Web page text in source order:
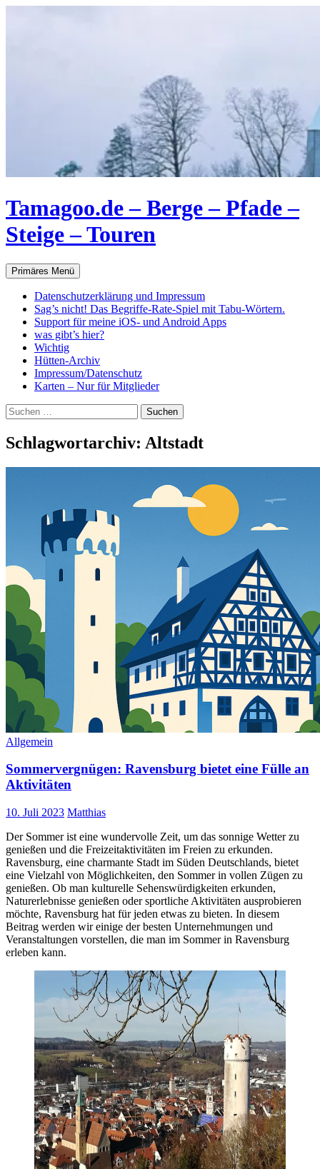
Tamagoo.de – Berge – Pfade –
Steige – Touren
Suchen
Primäres Menü
Datenschutzerklärung und Impressum
Sag’s nicht! Das Begriffe-Rate-Spiel mit Tabu-Wörtern.
Support für meine iOS- und Android Apps
was gibt’s hier?
Wichtig
Hütten-Archiv
Impressum/Datenschutz
Karten – Nur für Mitglieder
Suchen
nach:
Schlagwortarchiv: Altstadt
Allgemein
Sommervergnügen: Ravensburg bietet eine Fülle an
Aktivitäten
10. Juli 2023 Matthias
Der Sommer ist eine wundervolle Zeit, um das sonnige Wetter zu
genießen und die Freizeitaktivitäten im Freien zu erkunden.
Ravensburg, eine charmante Stadt im Süden Deutschlands, bietet
eine Vielzahl von Möglichkeiten, den Sommer in vollen Zügen zu
genießen. Ob man kulturelle Sehenswürdigkeiten erkunden,
Naturerlebnisse genießen oder sportliche Aktivitäten ausprobieren
möchte, Ravensburg hat für jeden etwas zu bieten. In diesem
Beitrag werden wir einige der besten Unternehmungen und
Veranstaltungen vorstellen, die man im Sommer in Ravensburg
erleben kann.